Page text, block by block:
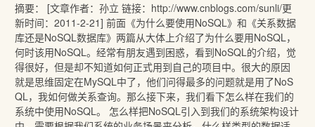
摘要： [文章作者：孙立 链接：http://www.cnblogs.com/sunli/更
新时间：2011-2-21] 前面《为什么要使用NoSQL》和《关系数据
库还是NoSQL数据库》两篇从大体上介绍了为什么要用NoSQL，
何时该用NoSQL。经常有朋友遇到困惑，看到NoSQL的介绍，觉
得很好，但是却不知道如何正式用到自己的项目中。很大的原因
就是思维固定在MySQL中了，他们问得最多的问题就是用了NoS
QL，我如何做关系查询。那么接下来，我们看下怎么样在我们的
系统中使用NoSQL。 怎么样把NoSQL引入到我们的系统架构设计